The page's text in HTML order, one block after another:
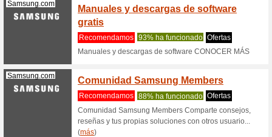
Inicio >Cupones> Las
Ordenar
Las mejores ofertas